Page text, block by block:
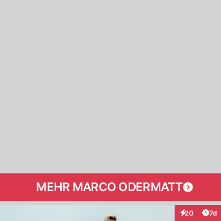
MEHR MARCO ODERMATT
20
Interaktionen
7d